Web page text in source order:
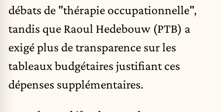
débats de "thérapie occupationnelle",
tandis que Raoul Hedebouw (PTB) a
exigé plus de transparence sur les
tableaux budgétaires justifiant ces
dépenses supplémentaires.